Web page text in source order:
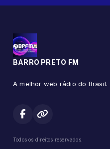
BARRO PRETO FM
A melhor web rádio do Brasil.
Todos os direitos reservados.